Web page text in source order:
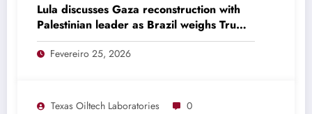
Lula discusses Gaza reconstruction with
Palestinian leader as Brazil weighs Trump
invitation
Fevereiro 25, 2026
Texas Oiltech Laboratories 0